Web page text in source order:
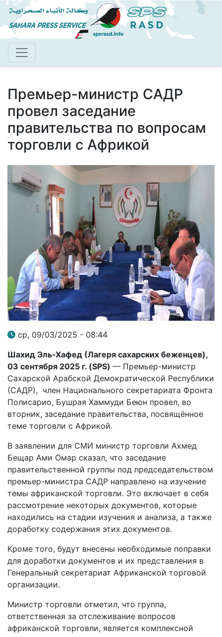
Перейти
к
основному
Премьер-министр САДР
провел заседание
правительства по вопросам
торговли с Африкой
ср, 09/03/2025 - 08:44
Шахид Эль-Хафед (Лагеря сахарских беженцев),
03 сентября 2025 г. (SPS) — Премьер-министр
Сахарской Арабской Демократической Республики
(САДР), член Национального секретариата Фронта
Полисарио, Бушрая Хаммуди Беюн провел, во
вторник, заседание правительства, посвящённое
теме торговли с Африкой.
В заявлении для СМИ министр торговли Ахмед
Бещар Ами Омар сказал, что заседание
правительственной группы под председательством
премьер-министра САДР направлено на изучение
темы африканской торговли. Это включает в себя
рассмотрение некоторых документов, которые
находились на стадии изучения и анализа, а также
доработку содержания этих документов.
Кроме того, будут внесены необходимые поправки
для доработки документов и их представления в
Генеральный секретариат Африканской торговой
организации.
Министр торговли отметил, что группа,
ответственная за отслеживание вопросов
африканской торговли, является комплексной